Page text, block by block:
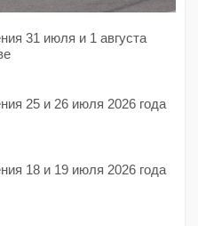
31 июля и 1 августа
25 и 26 июля 2026 года
18 и 19 июля 2026 года